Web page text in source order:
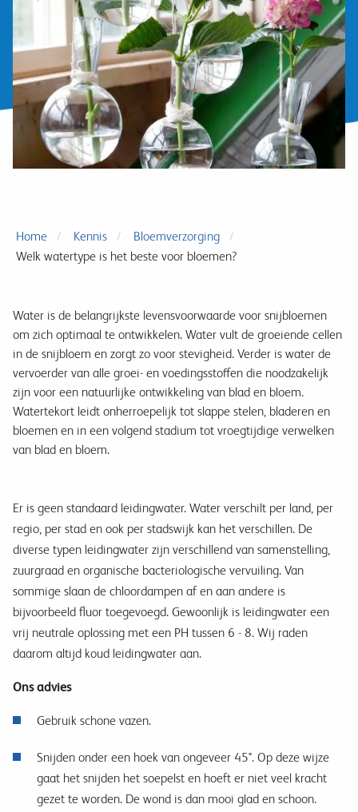
Home Kennis
Bloemverzorging
Welk watertype is het beste voor bloemen?
Water is de belangrijkste levensvoorwaarde voor snijbloemen
om zich optimaal te ontwikkelen. Water vult de groeiende cellen
in de snijbloem en zorgt zo voor stevigheid. Verder is water de
vervoerder van alle groei- en voedingsstoffen die noodzakelijk
zijn voor een natuurlijke ontwikkeling van blad en bloem.
Watertekort leidt onherroepelijk tot slappe stelen, bladeren en
bloemen en in een volgend stadium tot vroegtijdige verwelken
van blad en bloem.
Er is geen standaard leidingwater. Water verschilt per land, per
regio, per stad en ook per stadswijk kan het verschillen. De
diverse typen leidingwater zijn verschillend van samenstelling,
zuurgraad en organische bacteriologische vervuiling. Van
sommige slaan de chloordampen af en aan andere is
bijvoorbeeld fluor toegevoegd. Gewoonlijk is leidingwater een
vrij neutrale oplossing met een PH tussen 6 - 8. Wij raden
daarom altijd koud leidingwater aan.
Ons advies
Gebruik schone vazen.
Snijden onder een hoek van ongeveer 45°. Op deze wijze
gaat het snijden het soepelst en hoeft er niet veel kracht
gezet te worden. De wond is dan mooi glad en schoon.